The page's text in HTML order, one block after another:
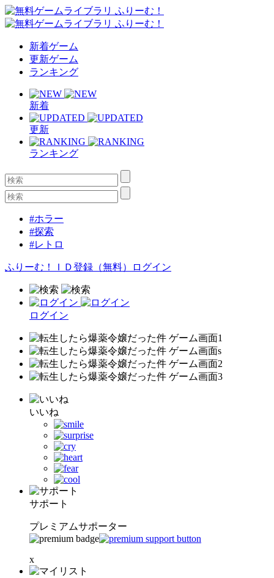
新着ゲーム
更新ゲーム
ランキング
新着
更新
ランキング
#ホラー
#探索
#レトロ
ふりーむ！ＩＤ登録（無料） ログイン
ログイン
いいね
サポート
プレミアムサポーター
x